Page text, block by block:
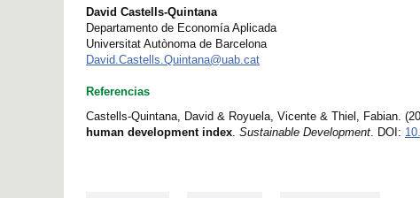
David Castells-Quintana
Departamento de Economía Aplicada
Universitat Autònoma de Barcelona
David.Castells.Quintana@uab.cat
Referencias
Castells-Quintana, David & Royuela, Vicente & Thiel, Fabian.
human development index. Sustainable Development. DOI: